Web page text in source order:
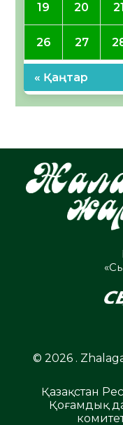
19 20 21
26 27
« Қаңтар
© 2026 .
Қазақстан
Қоғамдық